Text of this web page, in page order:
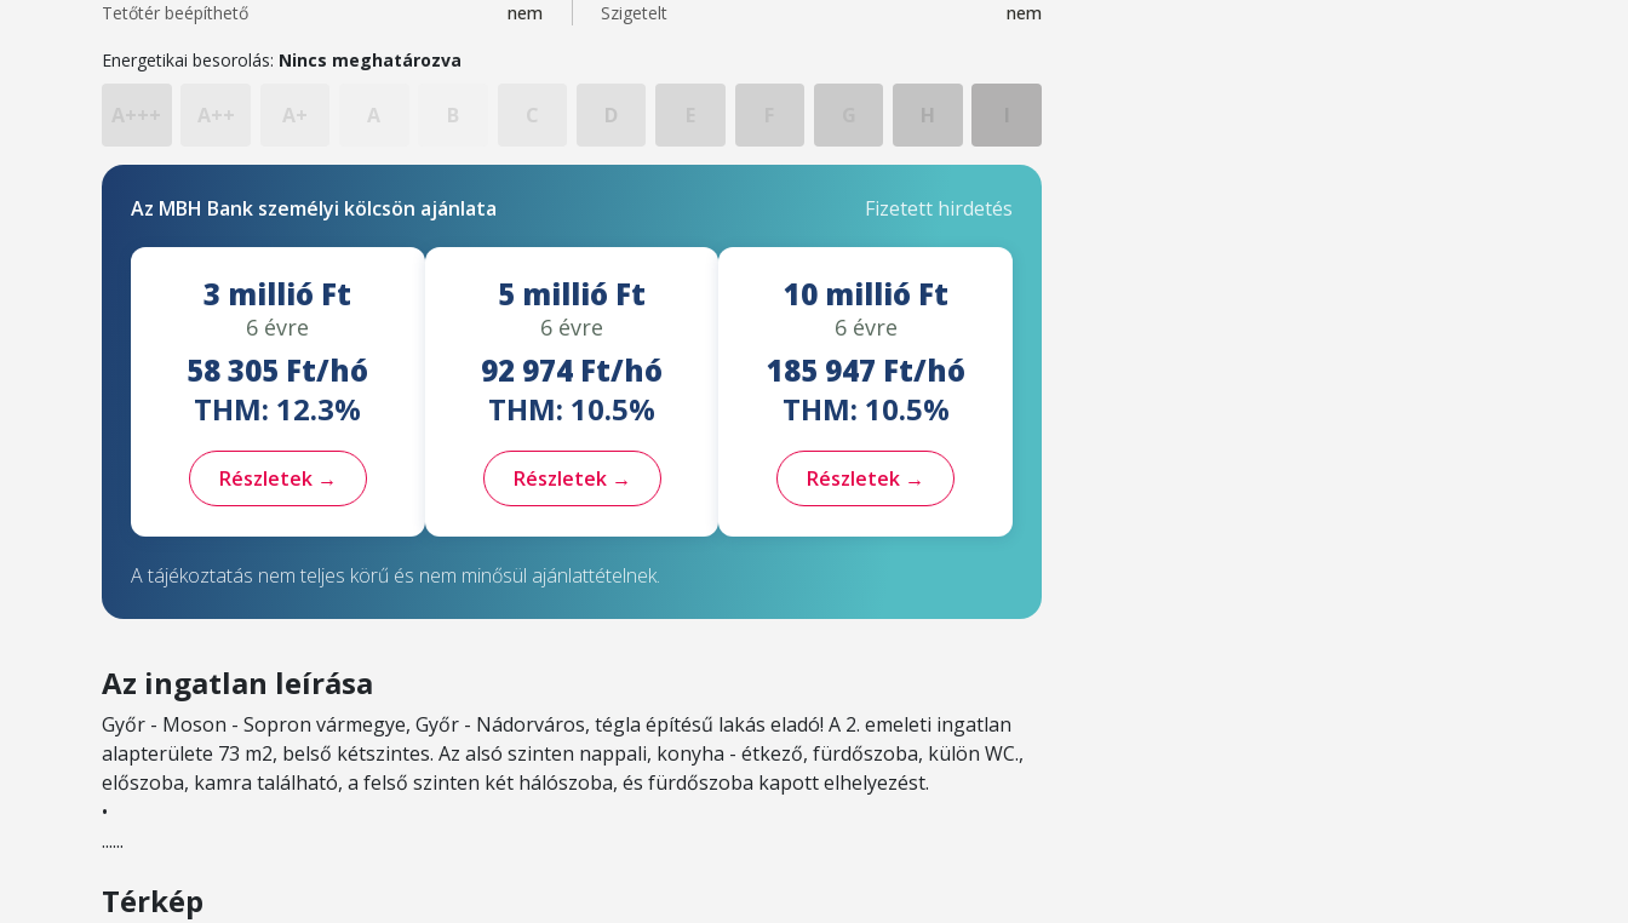
Tetőtér beépíthető
nem
Szigetelt
nem
Energetikai besorolás: Nincs meghatározva
A++ A+ A B C D
Az MBH Bank személyi kölcsön ajánlata Fizetett hirdetés
3 millió Ft
6 évre
58 305 Ft/hó
THM: 12.3%
Részletek →
5 millió Ft
6 évre
92 974 Ft/hó
THM: 10.5%
Részletek →
10 millió Ft
6 évre
185 947 Ft/hó
THM: 10.5%
Részletek →
A tájékoztatás nem teljes körű és nem minősül ajánlattételnek.
Az ingatlan leírása
Győr - Moson - Sopron vármegye, Győr - Nádorváros, tégla építésű lakás eladó! A 2. emeleti ingatlan
alapterülete 73 m2, belső kétszintes. Az alsó szinten nappali, konyha - étkező, fürdőszoba, külön WC.,
előszoba, kamra található, a felső szinten két hálószoba, és fürdőszoba kapott elhelyezést.
•
......
Térkép